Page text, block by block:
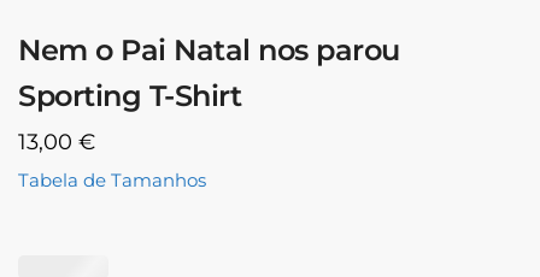
Nem o Pai Natal nos parou
Sporting T-Shirt
13,00 €
Tabela de Tamanhos